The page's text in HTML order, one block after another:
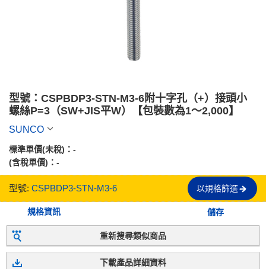
型號：CSPBDP3-STN-M3-6附十字孔（+）接頭小
螺絲P=3（SW+JIS平W）【包裝數為1～2,000】
SUNCO
標準單價(未稅)： -
(含稅單價)： -
型號: CSPBDP3-STN-M3-6 以規格篩選
規格資訊 儲存
重新搜尋類似商品
下載產品詳細資料